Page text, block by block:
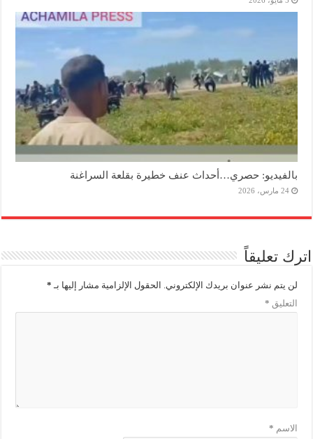
بالفيديو: حصري…أحداث عنف خطيرة بقلعة السراغنة
24 مارس، 2026
اترك تعليقاً
لن يتم نشر عنوان بريدك الإلكتروني. الحقول الإلزامية مشار إليها بـ *
التعليق *
الاسم *